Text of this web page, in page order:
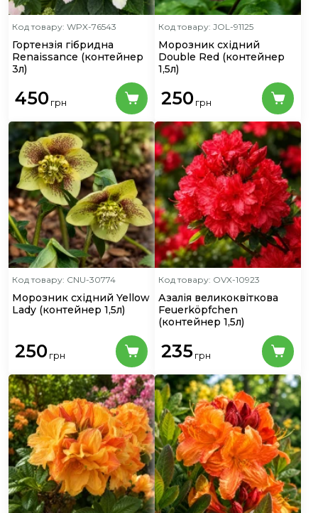
Код товару: WPX-76543
Гортензія гібридна
Renaissance (контейнер
3л)
450 грн
Код товару: JOL-91125
Морозник східний
Double Red (контейнер
1,5л)
250 грн
Код товару: CNU-30774
Морозник східний Yellow
Lady (контейнер 1,5л)
250 грн
Код товару: OVX-10923
Азалія великоквіткова
Feuerköpfchen
(контейнер 1,5л)
235 грн